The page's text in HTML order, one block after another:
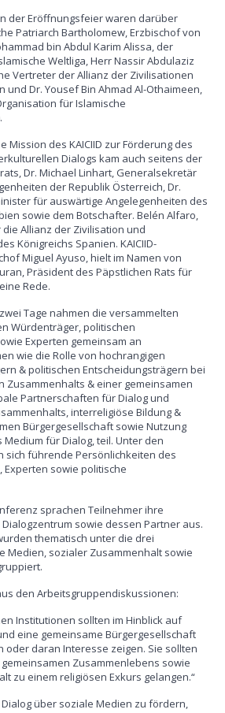
der Eröffnungsfeier waren darüber
Patriarch Bartholomew, Erzbischof von
bin Abdul Karim Alissa, der
Weltliga, Herr Nassir Abdulaziz
Vertreter der Allianz der Zivilisationen
und Dr. Yousef Bin Ahmad Al-Othaimeen,
für Islamische
Mission des KAICIID zur Förderung des
Dialogs kam auch seitens der
Dr. Michael Linhart, Generalsekretär
der Republik Österreich, Dr.
für auswärtige Angelegenheiten des
sowie dem Botschafter. Belén Alfaro,
Allianz der Zivilisation und
Königreichs Spanien. KAICIID-
Miguel Ayuso, hielt im Namen von
Präsident des Päpstlichen Rats für
Rede.
Tage nahmen die versammelten
Würdenträger, politischen
Experten gemeinsam an
wie die Rolle von hochrangigen
& politischen Entscheidungsträgern bei
Zusammenhalts & einer gemeinsamen
Partnerschaften für Dialog und
interreligiöse Bildung &
Bürgergesellschaft sowie Nutzung
für Dialog, teil. Unter den
sich führende Persönlichkeiten des
sowie politische
sprachen Teilnehmer ihre
sowie dessen Partner aus.
thematisch unter die drei
Medien, sozialer Zusammenhalt sowie
den Arbeitsgruppendiskussionen:
Institutionen sollten im Hinblick auf
eine gemeinsame Bürgergesellschaft
oder daran Interesse zeigen. Sie sollten
Zusammenlebens sowie
zu einem religiösen Exkurs gelangen.“
Dialog über soziale Medien zu fördern,